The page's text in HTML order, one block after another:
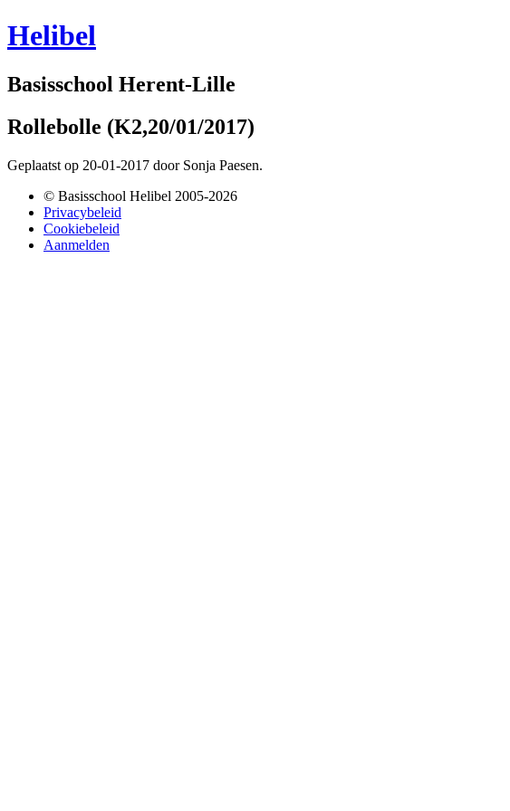
Helibel
Basisschool Herent-Lille
Rollebolle (K2,20/01/2017)
Geplaatst op 20-01-2017 door Sonja Paesen.
© Basisschool Helibel 2005-2026
Privacybeleid
Cookiebeleid
Aanmelden